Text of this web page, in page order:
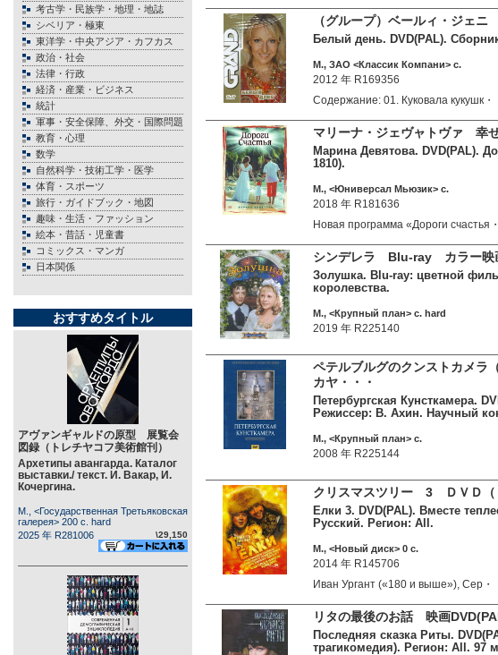
考古学・民族学・地理・地誌
シベリア・極東
東洋学・中央アジア・カフカス
政治・社会
法律・行政
経済・産業・ビジネス
統計
軍事・安全保障、外交・国際問題
教育・心理
数学
自然科学・技術工学・医学
体育・スポーツ
旅行・ガイドブック・地図
趣味・生活・ファッション
絵本・昔話・児童書
コミックス・マンガ
日本関係
おすすめタイトル
アヴァンギャルドの原型 展覧会
図録（トレチヤコフ美術館刊）
Архетипы авангарда. Каталог
выставки./ текст. И. Вакар, И.
Кочергина.
М., <Государственная Третьяковская
галерея> 200 c. hard
2025 年 R281006
\29,150
（グループ）ベールィ・ジェ
Белый день. DVD(PAL).
М., ЗАО <Классик Компани> c.
2012 年 R169356
Содержание: 01. Куковала кукушк・
マリーナ・ジェヴャトヴァ
Марина Девятова. DVD(PAL).
1810).
М., <Юниверсал Мьюзик> c.
2018 年 R181636
Новая программа «Дороги счастья
シンデレラ Blu-ray カラー映
Золушка. Blu-ray: цветной
королевства.
М., <Крупный план> c. hard
2019 年 R225140
ペテルブルグのクンストカメ
カヤ・・・
Петербургская Кунсткамера.
Режиссер: В. Ахин. Научный
М., <Крупный план> c.
2008 年 R225144
クリスマスツリー 3 ＤＶＤ（
Елки 3. DVD(PAL). Вместе
Русский. Регион: All.
М., <Новый диск> 0 c.
2014 年 R145706
Иван Ургант («180 и выше»), Сер・
リタの最後のお話 映画
Последняя сказка Риты.
трагикомедия). Регион: All. 97